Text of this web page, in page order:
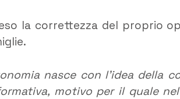
la correttezza del proprio
nasce con l’idea della
motivo per il quale